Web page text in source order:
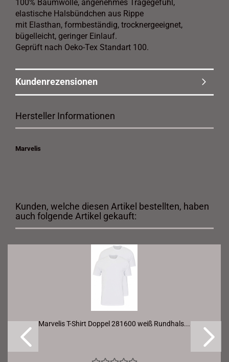
100% Baumwolle, angenehmes Tragegefühl,
elastische Halsbündchen aus Rippe
mit Elasthan, formbeständig, trocknergeeignet,
bügelleicht, geringer Einlauf.
Geprüft nach Oeko-Tex Standart 100.
Kundenrezensionen
Hersteller Informationen
Marvelis
Kunden, welche diesen Artikel bestellten, haben
auch folgende Artikel gekauft:
Marvelis T-Shirt Doppel 281600 weiß Rundhals...